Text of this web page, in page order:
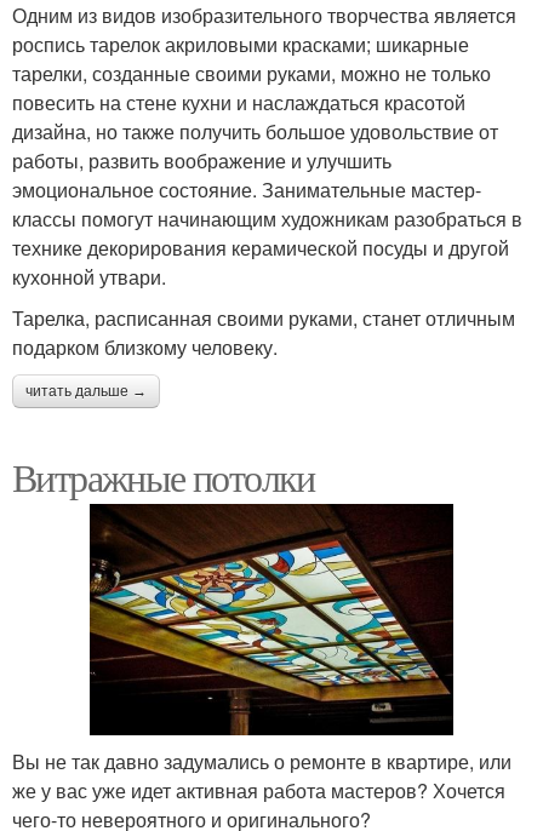
Одним из видов изобразительного творчества является
роспись тарелок акриловыми красками; шикарные
тарелки, созданные своими руками, можно не только
повесить на стене кухни и наслаждаться красотой
дизайна, но также получить большое удовольствие от
работы, развить воображение и улучшить
эмоциональное состояние. Занимательные мастер-
классы помогут начинающим художникам разобраться в
технике декорирования керамической посуды и другой
кухонной утвари.
Тарелка, расписанная своими руками, станет отличным
подарком близкому человеку.
читать дальше →
Витражные потолки
Вы не так давно задумались о ремонте в квартире, или
же у вас уже идет активная работа мастеров? Хочется
чего-то невероятного и оригинального?